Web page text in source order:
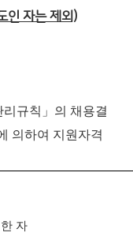
인 자는 제외)
규칙」의 채용결
의하여 지원자격
자